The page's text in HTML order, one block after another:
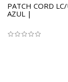
PATCH CORD
AZUL |